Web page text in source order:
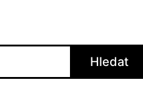
Hledat